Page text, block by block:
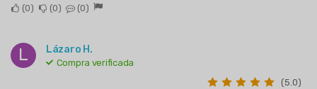
0 0 0
L Lázaro H.
Compra verificada
(5.0)